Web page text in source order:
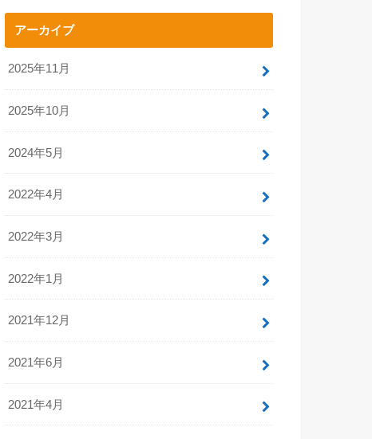
アーカイブ
2025年11月
2025年10月
2024年5月
2022年4月
2022年3月
2022年1月
2021年12月
2021年6月
2021年4月